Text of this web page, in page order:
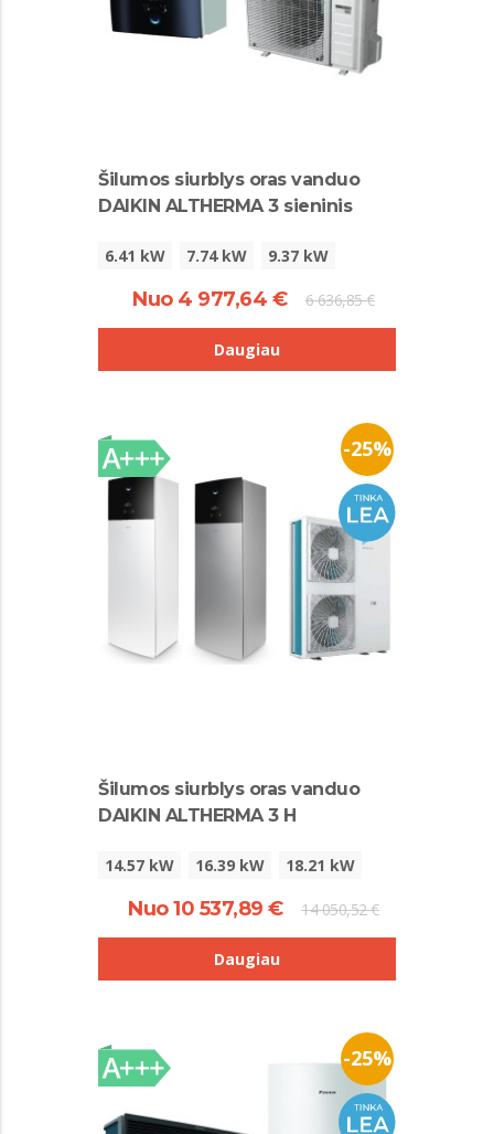
Šilumos siurblys oras vanduo
DAIKIN ALTHERMA 3 sieninis
6.41 kW 7.74 kW 9.37 kW
Nuo 4 977,64 € 6 636,85 €
Daugiau
-25%
Šilumos siurblys oras vanduo
DAIKIN ALTHERMA 3 H
14.57 kW 16.39 kW 18.21 kW
Nuo 10 537,89 € 14 050,52 €
Daugiau
-25%